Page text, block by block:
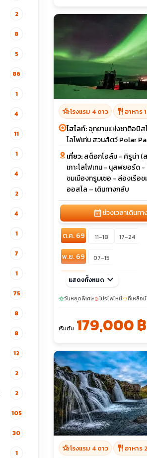
2
8
5
86
1
4
11
1
4
2
4
1
7
1
75
8
8
12
2
2
105
30
1
hotel_classโรงแรม 4 ดาว restaurant อาหาร
ไฮไลท์:อุทยานแห่งชาติอบิส
โลโฟเท่น สวนสัตว์ Polar
เที่ยว:สต็อกโฮล์ม - คิรูน่า (
เกาะโลโฟเทน - นุสฟยอร์ด
ชมเมืองทรูมเซอ - ล่องเรือ
ออสโล – เดินทางกลับ
calendar_monthช่วงเวลาเดินทา
ต.ค. 69 11-18 17-24
พ.ย. 69 07-15
ธ.ค. 69 05-13
แสดงทั้งหมด keyboard_arrow_down
sunnyวันหยุดพิเศษlocal_fire_departmentโปรไฟไหม้confirmation_numberที่เหลือ
เริ่มต้น 179,000 ฿
hotel_classโรงแรม 4 ดาว restaurant อาหาร